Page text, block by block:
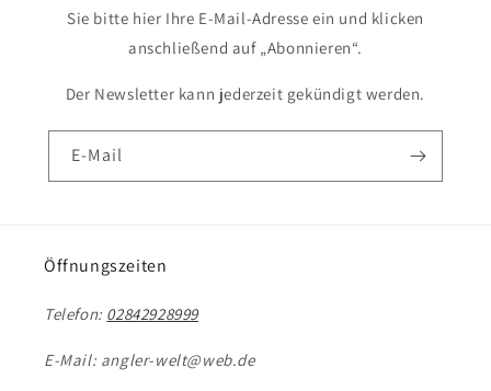
Sie bitte hier Ihre E-Mail-Adresse ein und klicken
anschließend auf „Abonnieren“.
Der Newsletter kann jederzeit gekündigt werden.
E-Mail
Öffnungszeiten
Telefon: 02842928999
E-Mail: angler-welt@web.de